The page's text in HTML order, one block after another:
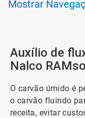
Mostrar
Auxílio de
Nalco
O carvão úmido é
o carvão fluindo
receita, evitar